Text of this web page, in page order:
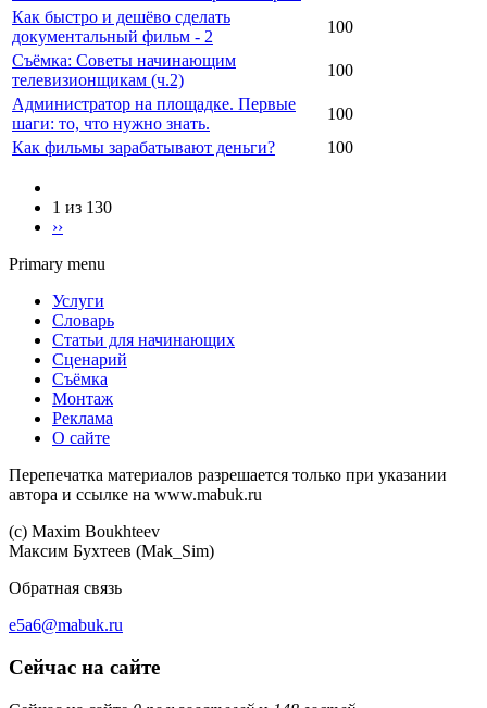
Как быстро и дешёво сделать
документальный фильм - 2
100
Съёмка: Советы начинающим
телевизионщикам (ч.2)
100
Администратор на площадке. Первые
шаги: то, что нужно знать.
100
Как фильмы зарабатывают деньги?
100
1 из 130
››
Primary menu
Услуги
Словарь
Статьи для начинающих
Сценарий
Съёмка
Монтаж
Реклама
О сайте
Перепечатка материалов разрешается только при указании
автора и ссылке на www.mabuk.ru
(c) Maхim Boukhteev
Максим Бухтеев (Mak_Sim)
Обратная связь
e5a6@mabuk.ru
Сейчас на сайте